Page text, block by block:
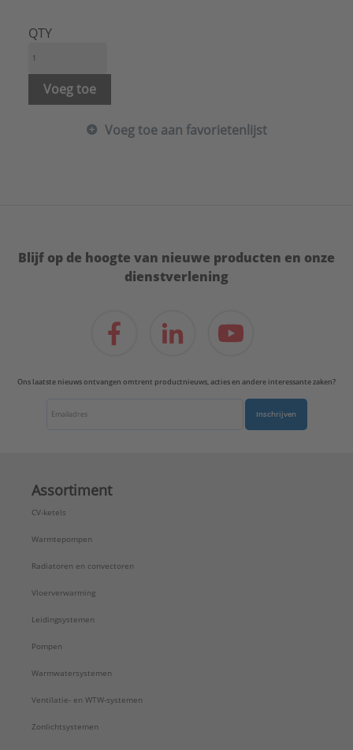
QTY
Voeg toe
Voeg toe aan favorietenlijst
Blijf op de hoogte van nieuwe producten en onze
dienstverlening
Ons laatste nieuws ontvangen omtrent productnieuws, acties en andere interessante zaken?
Inschrijven
Assortiment
CV-ketels
Warmtepompen
Radiatoren en convectoren
Vloerverwarming
Leidingsystemen
Pompen
Warmwatersystemen
Ventilatie- en WTW-systemen
Zonlichtsystemen